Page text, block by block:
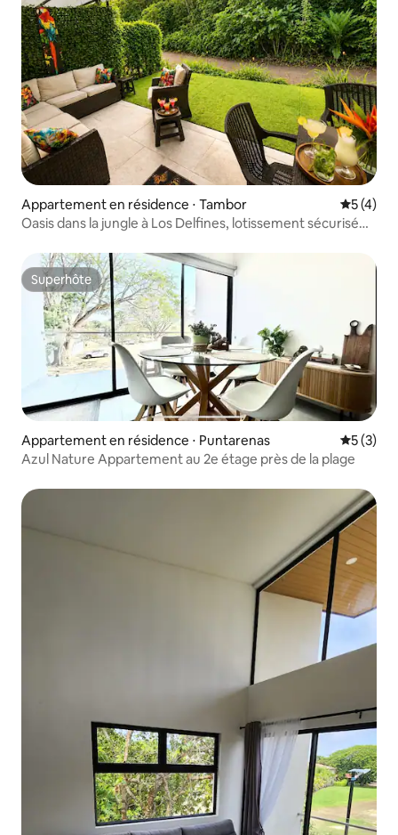
Appartement en résidence ⋅ Tambor
5 (4)
Oasis dans la jungle à Los Delfines, lotissement sécurisé
Superhôte
Superhôte
Appartement en résidence ⋅ Puntarenas
5 (3)
Azul Nature Appartement au 2e étage près de la plage